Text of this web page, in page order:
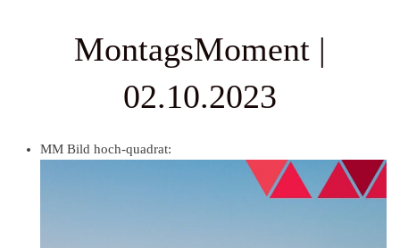
MontagsMoment |
02.10.2023
MM Bild hoch-quadrat: